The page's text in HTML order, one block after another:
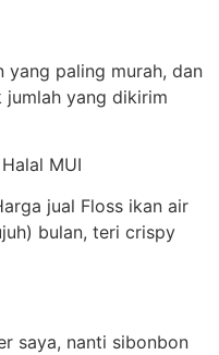
paling murah, dan
jumlah yang dikirim
MUI
jual Floss ikan air
bulan, teri crispy
saya, nanti sibonbon